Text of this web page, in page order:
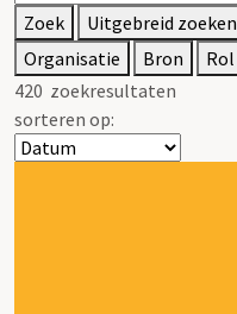
Zoek Uitgebreid zoeken
Organisatie
Bron Rol
420 zoekresultaten
sorteren op: